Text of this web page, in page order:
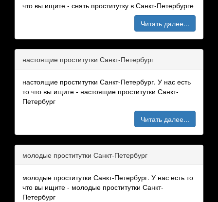
что вы ищите - снять проститутку в Санкт-Петербурге
Читать далее...
настоящие проститутки Санкт-Петербург
настоящие проститутки Санкт-Петербург. У нас есть
то что вы ищите - настоящие проститутки Санкт-
Петербург
Читать далее...
молодые проститутки Санкт-Петербург
молодые проститутки Санкт-Петербург. У нас есть то
что вы ищите - молодые проститутки Санкт-
Петербург